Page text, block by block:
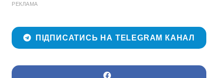
РЕКЛАМА
ПІДПИСАТИСЬ НА TELEGRAM КАНАЛ